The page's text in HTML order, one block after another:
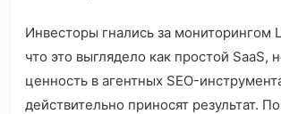
Инвесторы гнались за мониторингом
что это выглядело как простой SaaS,
ценность в агентных SEO-
действительно приносят результат.